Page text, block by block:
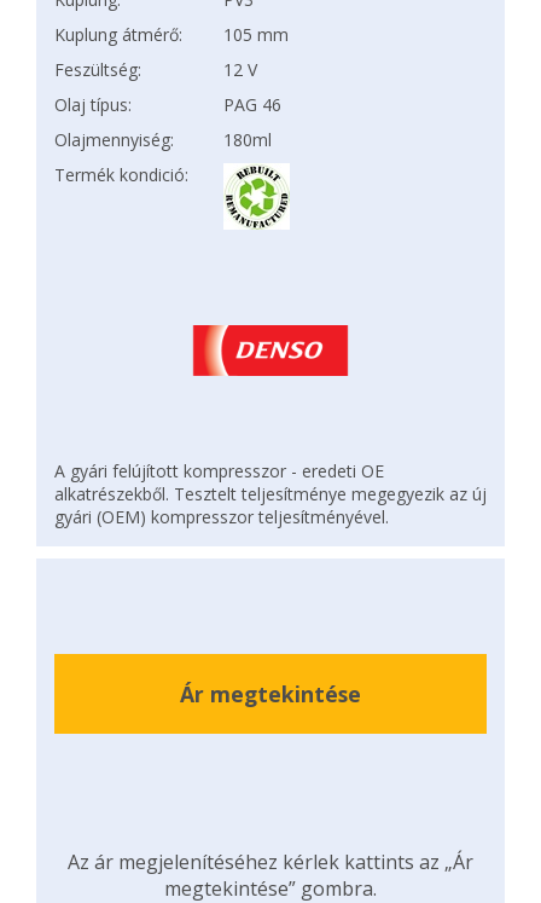
Kuplung átmérő:
105 mm
Feszültség:
12 V
Olaj típus:
PAG 46
Olajmennyiség:
180ml
Termék kondició:
A gyári felújított kompresszor - eredeti OE
alkatrészekből. Tesztelt teljesítménye megegyezik az új
gyári (OEM) kompresszor teljesítményével.
Ár megtekintése
Az ár megjelenítéséhez kérlek kattints az „Ár
megtekintése” gombra.